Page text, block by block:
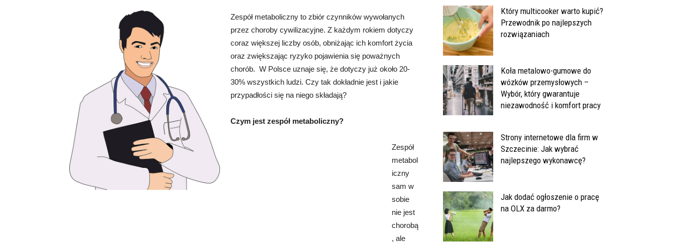
Zespół metaboliczny to zbiór czynników wywołanych
przez choroby cywilizacyjne. Z każdym rokiem dotyczy
coraz większej liczby osób, obniżając ich komfort życia
oraz zwiększając ryzyko pojawienia się poważnych
chorób. W Polsce uznaje się, że dotyczy już około 20-
30% wszystkich ludzi. Czy tak dokładnie jest i jakie
przypadłości się na niego składają?
Czym jest zespół metaboliczny?
Zespół
metabol
iczny
sam w
sobie
nie jest
chorobą
, ale
Który multicooker warto kupić?
Przewodnik po najlepszych
rozwiązaniach
Koła metalowo-gumowe do
wózków przemysłowych –
Wybór, który gwarantuje
niezawodność i komfort pracy
Strony internetowe dla firm w
Szczecinie: Jak wybrać
najlepszego wykonawcę?
Jak dodać ogłoszenie o pracę
na OLX za darmo?